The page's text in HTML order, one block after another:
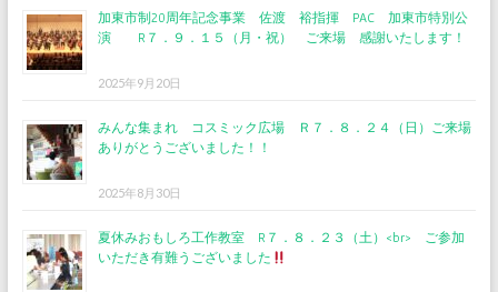
加東市制20周年記念事業 佐渡 裕指揮 PAC 加東市特別公
演 R７．９．１５（月・祝） ご来場 感謝いたします！
2025年9月20日
みんな集まれ コスミック広場 Ｒ７．８．２４（日）ご来場
ありがとうございました！！
2025年8月30日
夏休みおもしろ工作教室 R７．８．２３（土）<br> ご参加
いただき有難うございました